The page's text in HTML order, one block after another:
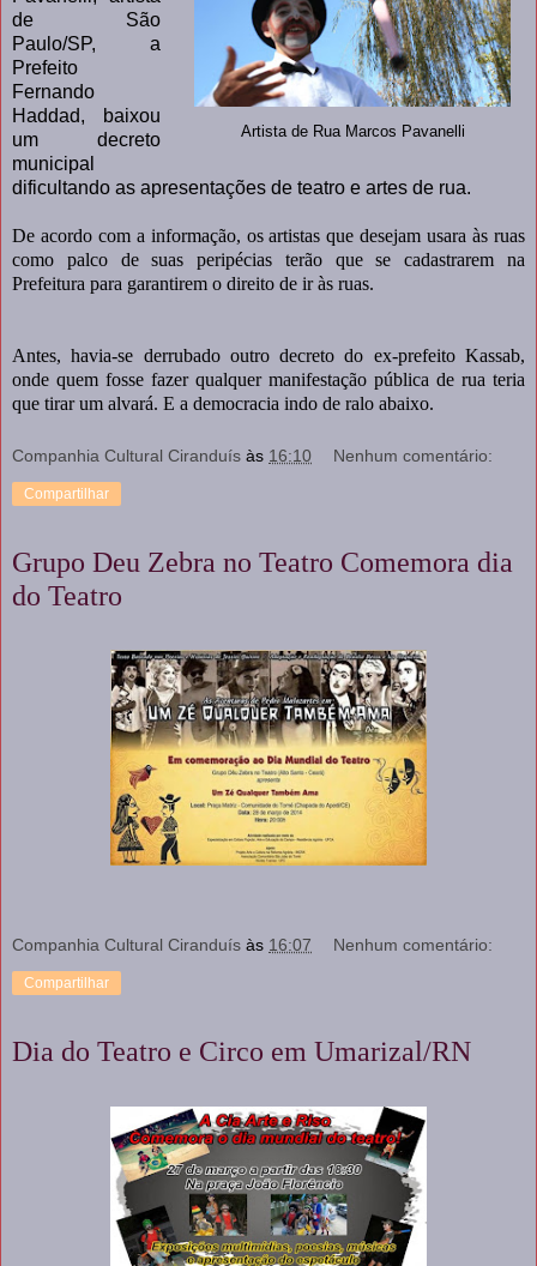
Artista de Rua Marcos Pavanelli
de São
Paulo/SP, a
Prefeito
Fernando
Haddad, baixou
um decreto
municipal
dificultando as apresentações de teatro e artes de rua.
De acordo com a informação, os artistas que desejam usara às ruas
como palco de suas peripécias terão que se cadastrarem na
Prefeitura para garantirem o direito de ir às ruas.
Antes, havia-se derrubado outro decreto do ex-prefeito Kassab,
onde quem fosse fazer qualquer manifestação pública de rua teria
que tirar um alvará. E a democracia indo de ralo abaixo.
Companhia Cultural Ciranduís às 16:10 Nenhum comentário:
Compartilhar
Grupo Deu Zebra no Teatro Comemora dia
do Teatro
Companhia Cultural Ciranduís às 16:07 Nenhum comentário:
Compartilhar
Dia do Teatro e Circo em Umarizal/RN